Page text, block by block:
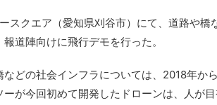
スクエア（愛知県刈谷市）にて、道路や橋
道陣向けに飛行デモを行った。
どの社会インフラについては、2018年か
が今回初めて開発したドローンは、人が